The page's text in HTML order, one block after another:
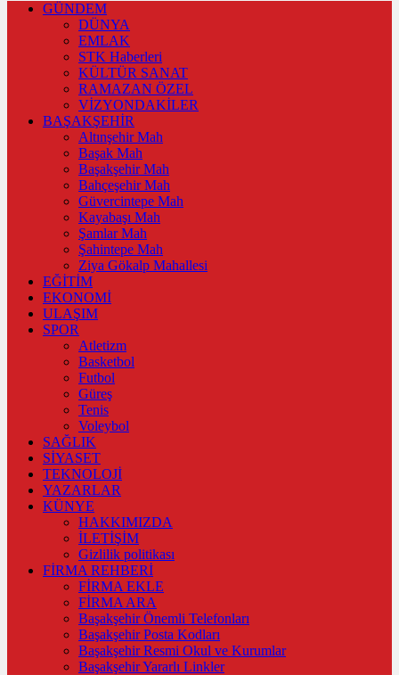
GÜNDEM
DÜNYA
EMLAK
STK Haberleri
KÜLTÜR SANAT
RAMAZAN ÖZEL
VİZYONDAKİLER
BAŞAKŞEHİR
Altınşehir Mah
Başak Mah
Başakşehir Mah
Bahçeşehir Mah
Güvercintepe Mah
Kayabaşı Mah
Şamlar Mah
Şahintepe Mah
Ziya Gökalp Mahallesi
EĞİTİM
EKONOMİ
ULAŞIM
SPOR
Atletizm
Basketbol
Futbol
Güreş
Tenis
Voleybol
SAĞLIK
SİYASET
TEKNOLOJİ
YAZARLAR
KÜNYE
HAKKIMIZDA
İLETİŞİM
Gizlilik politikası
FİRMA REHBERİ
FİRMA EKLE
FİRMA ARA
Başakşehir Önemli Telefonları
Başakşehir Posta Kodları
Başakşehir Resmi Okul ve Kurumlar
Başakşehir Yararlı Linkler